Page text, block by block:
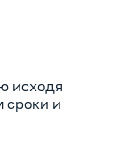
исходя
сроки и